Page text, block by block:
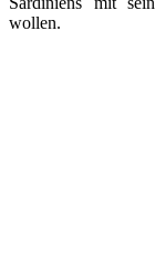
wollen.